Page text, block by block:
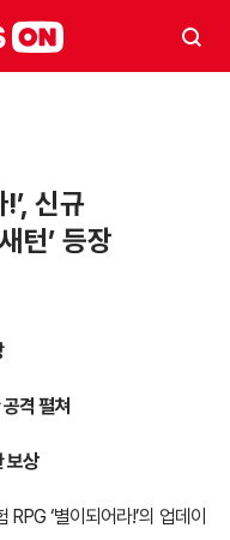
신규
턴’ 등장
격 펼쳐
보상
‘별이되어라!’의 업데이